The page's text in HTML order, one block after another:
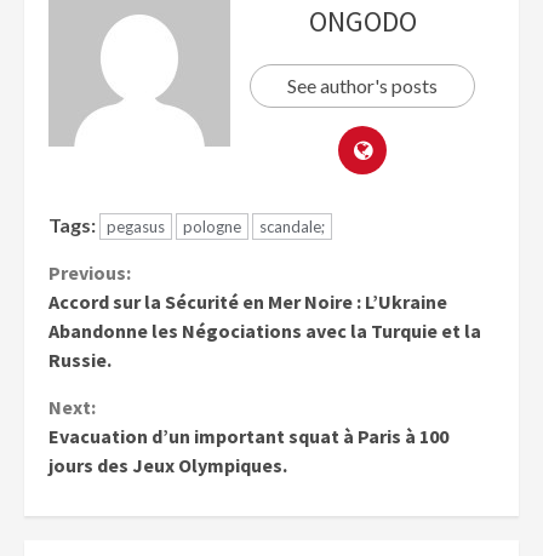
ONGODO
See author's posts
Tags: pegasus pologne scandale;
Previous:
Accord sur la Sécurité en Mer Noire : L’Ukraine
Abandonne les Négociations avec la Turquie et la
Russie.
Next:
Evacuation d’un important squat à Paris à 100
jours des Jeux Olympiques.